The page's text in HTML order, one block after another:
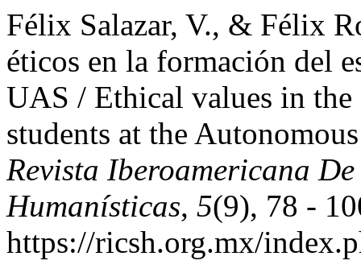
Félix Salazar, V., & Félix
éticos en la formación del
UAS / Ethical values in
students at the
Revista Iberoamericana
Humanísticas, 5(9), 78 -
https://ricsh.org.mx/